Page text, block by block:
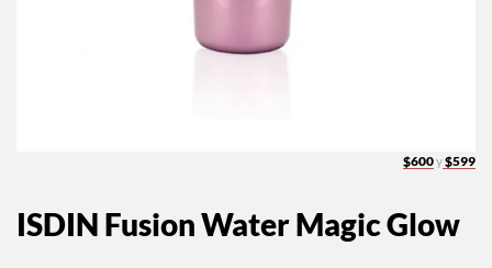
$600y$599
ISDIN Fusion Water Magic Glow